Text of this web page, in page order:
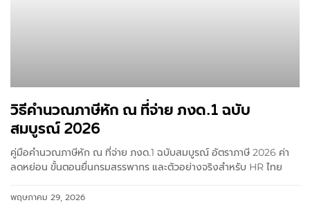
วิธีคำนวณภาษีหัก ณ ที่จ่าย ภงด.1 ฉบับ
สมบูรณ์ 2026
คู่มือคำนวณภาษีหัก ณ ที่จ่าย ภงด.1 ฉบับสมบูรณ์ อัตราภาษี 2026 ค่า
ลดหย่อน ขั้นตอนยื่นกรมสรรพากร และตัวอย่างจริงสำหรับ HR ไทย
พฤษภาคม 29, 2026